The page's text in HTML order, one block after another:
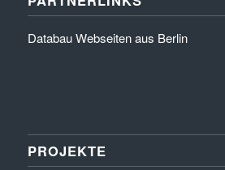
Databau Webseiten aus Berlin
PROJEKTE